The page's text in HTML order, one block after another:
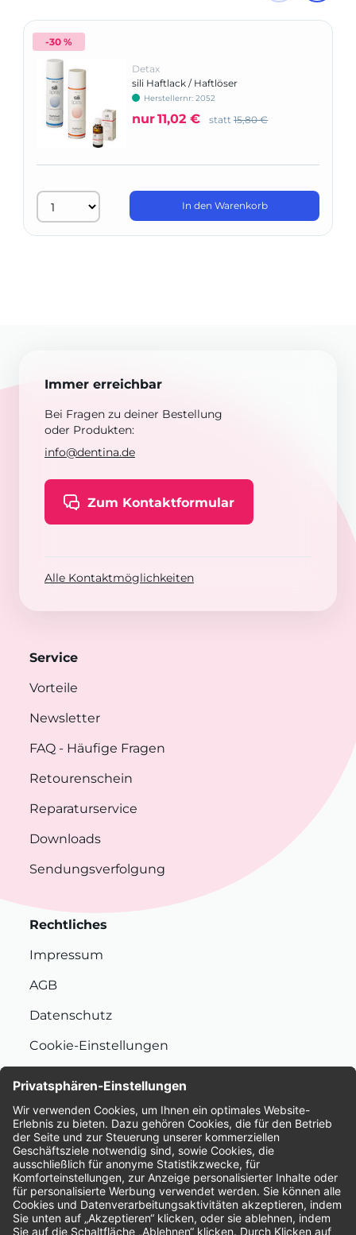
-30 %
Detax
sili Haftlack / Haftlöser
Herstellernr: 2052
nur11,02 € statt 15,80 €
In den Warenkorb
Immer erreichbar
Bei Fragen zu deiner Bestellung
oder Produkten:
info@dentina.de
Zum Kontaktformular
Alle Kontaktmöglichkeiten
Service
Vorteile
Newsletter
FAQ - Häufige Fragen
Retourenschein
Reparaturservice
Downloads
Sendungsverfolgung
Rechtliches
Impressum
AGB
Datenschutz
Cookie-Einstellungen
Bewertungen